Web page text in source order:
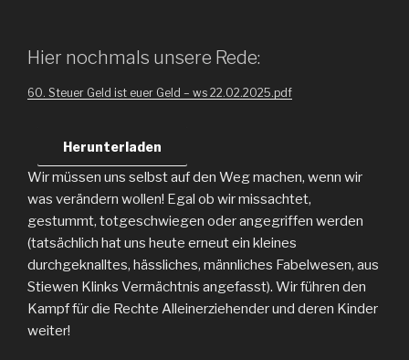
Hier nochmals unsere Rede:
60. Steuer Geld ist euer Geld – ws 22.02.2025.pdf
Herunterladen
Wir müssen uns selbst auf den Weg machen, wenn wir
was verändern wollen! Egal ob wir missachtet,
gestummt, totgeschwiegen oder angegriffen werden
(tatsächlich hat uns heute erneut ein kleines
durchgeknalltes, hässliches, männliches Fabelwesen, aus
Stiewen Klinks Vermächtnis angefasst). Wir führen den
Kampf für die Rechte Alleinerziehender und deren Kinder
weiter!